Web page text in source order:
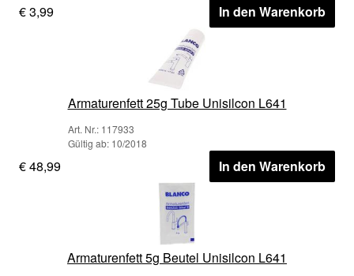
€ 3,99 In den Warenkorb
Armaturenfett 25g Tube Unisilcon L641
Art. Nr.: 117933
Gültig ab: 10/2018
€ 48,99 In den Warenkorb
Armaturenfett 5g Beutel Unisilcon L641